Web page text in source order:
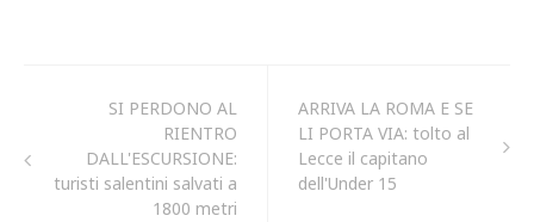
SI PERDONO AL
RIENTRO
DALL'ESCURSIONE:
turisti salentini salvati a
1800 metri
ARRIVA LA ROMA E SE
LI PORTA VIA: tolto al
Lecce il capitano
dell'Under 15